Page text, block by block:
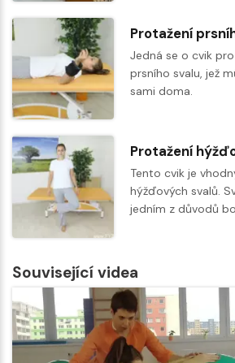
Protažení
Jedná se o cvik
prsního svalu, jež
sami doma.
Tento cvik je
hýžďových svalů.
jedním z důvodů
Související videa